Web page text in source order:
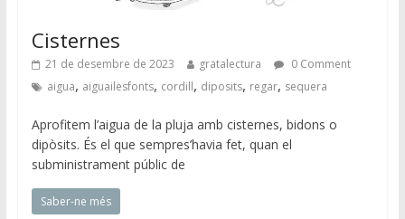
Cisternes
21 de desembre de 2023 gratalectura
0 Comment
aigua, aiguailesfonts, cordill, diposits, regar, sequera
Aprofitem l’aigua de la pluja amb cisternes, bidons o
dipòsits. És el que sempres’havia fet, quan el
subministrament públic de
Saber-ne més